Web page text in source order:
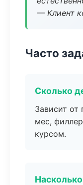
— Клиент
Часто
Сколько
Зависит от
мес,
курсом.